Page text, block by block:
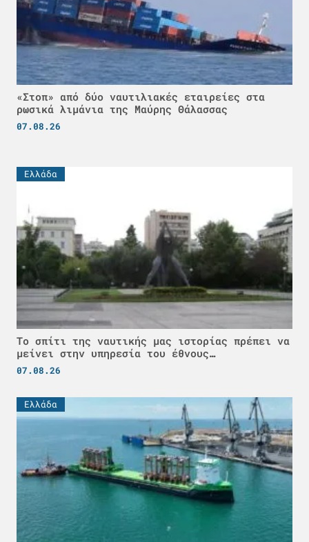
«Στοπ» από δύο ναυτιλιακές εταιρείες στα
ρωσικά λιμάνια της Μαύρης Θάλασσας
07.08.26
Ελλάδα
Το σπίτι της ναυτικής μας ιστορίας πρέπει να
μείνει στην υπηρεσία του έθνους…
07.08.26
Ελλάδα